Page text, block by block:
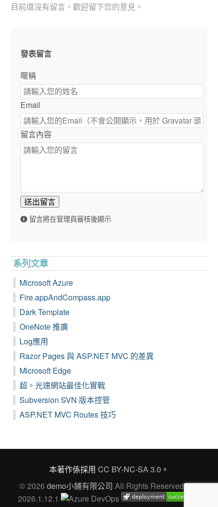
目前還沒有留言，歡迎留下您的意見。
發表留言
暱稱
Email
留言內容
送出留言
留言將在管理員審核後顯示
系列文章
Microsoft Azure
Fire.appAndCompass.app
Dark Template
OneNote 推廣
Log應用
Razor Pages 與 ASP.NET MVC 的差異
Microsoft Edge
超。光速網站最佳化實戰
Subversion SVN 版本控管
ASP.NET MVC Routes 技巧
本著作係採用 CC BY-NC-SA 3.0 。
© 2026 demo小鋪有限公司 All Rights Reserved Ver.
2026.1.12.1